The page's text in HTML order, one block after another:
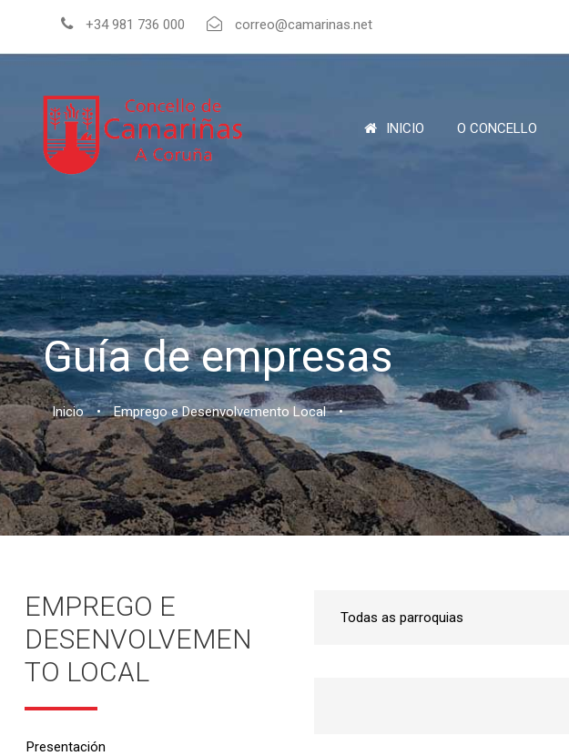
+34 981 736 000 correo@camarinas.net
INICIO O CONCELLO
Guía de empresas
Inicio • Emprego e Desenvolvemento Local •
EMPREGO E
DESENVOLVEMEN
TO LOCAL
Presentación